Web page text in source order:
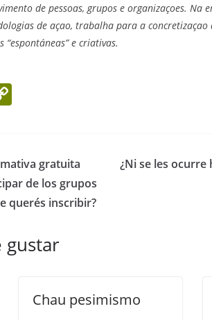
de pessoas, grupos e organizaçoes.
de açao, trabalha para a concretizaçao
e criativas.
y
Li
n
gratuita
de los grupos
querés inscribir?
¿Ni se les ocurre
gustar
Chau pesimismo